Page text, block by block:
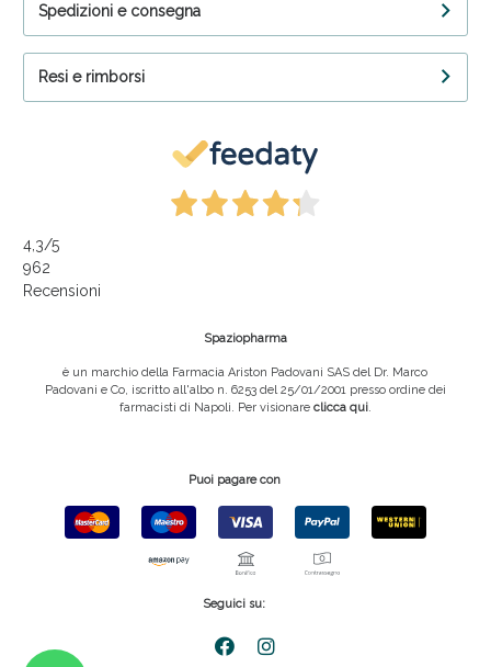
Spedizioni e consegna
Resi e rimborsi
4,3/5
962
Recensioni
Spaziopharma
è un marchio della Farmacia Ariston Padovani SAS del Dr. Marco
Padovani e Co, iscritto all'albo n. 6253 del 25/01/2001 presso ordine dei
farmacisti di Napoli. Per visionare clicca qui.
Puoi pagare con
Seguici su: